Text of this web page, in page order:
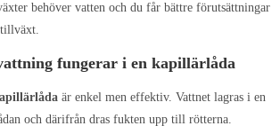
behöver vatten och du får bättre förutsättningar
fungerar i en kapillärlåda
är enkel men effektiv. Vattnet lagras i en
och därifrån dras fukten upp till rötterna.